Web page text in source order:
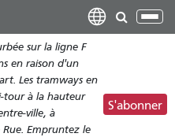
sur la ligne F
en raison d'un
Les tramways en
tour à la hauteur
ville, à
Empruntez le
S'abonner